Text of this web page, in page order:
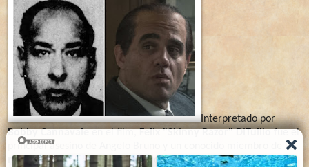
Interpretado por
Bobby Cannavaleen el film,Felix "Skinny Razor" DiTulliofue el
principal asesino de Angelo Bruno y un conocido miembro de la
mafia en Filadelfia . Comenzó inicialmente como contrabandista